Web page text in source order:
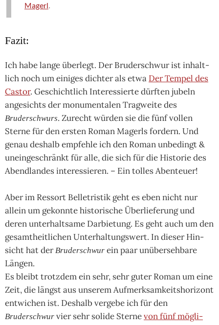
Magerl .
Fazit:
Ich habe lange über­legt. Der Bruderschwur ist inhalt­
lich noch um eini­ges dich­ter als etwa Der Tempel des
Castor. Geschicht­lich Inte­res­sierte dürf­ten jubeln
ange­sichts der monu­men­ta­len Trag­weite des
Bruderschwurs. Zurecht wür­den sie die fünf vol­len
Sterne für den ers­ten Roman Magerls for­dern. Und
genau des­halb emp­fehle ich den Roman unbe­dingt &
unein­ge­schränkt für alle, die sich für die His­to­rie des
Abend­lan­des inte­res­sie­ren. – Ein tol­les Aben­teuer!
Aber im Ressort Belle­tris­tik geht es eben nicht nur
allein um gekonnte histo­ri­sche Über­lie­fe­rung und
deren unter­halt­same Dar­bie­tung. Es geht auch um den
gesamt­heit­li­chen Unter­hal­tungs­wert. In die­ser Hin­
sicht hat der Bruderschwur ein paar unüber­seh­bare
Län­gen.
Es bleibt trotz­dem ein sehr, sehr guter Roman um eine
Zeit, die längst aus unse­rem Auf­merk­sam­keits­hori­zont
ent­wi­chen ist. Des­halb ver­gebe ich für den
Bruderschwur vier sehr solide Sternevon fünf mög­li­